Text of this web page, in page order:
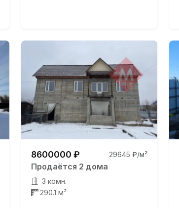
8600000 ₽ 29645 ₽/м²
Продаётся 2 дома
3 комн.
290.1 м²